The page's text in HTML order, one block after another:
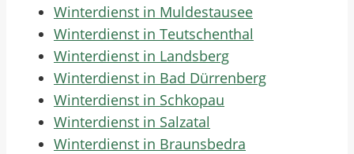
Winterdienst in Muldestausee
Winterdienst in Teutschenthal
Winterdienst in Landsberg
Winterdienst in Bad Dürrenberg
Winterdienst in Schkopau
Winterdienst in Salzatal
Winterdienst in Braunsbedra